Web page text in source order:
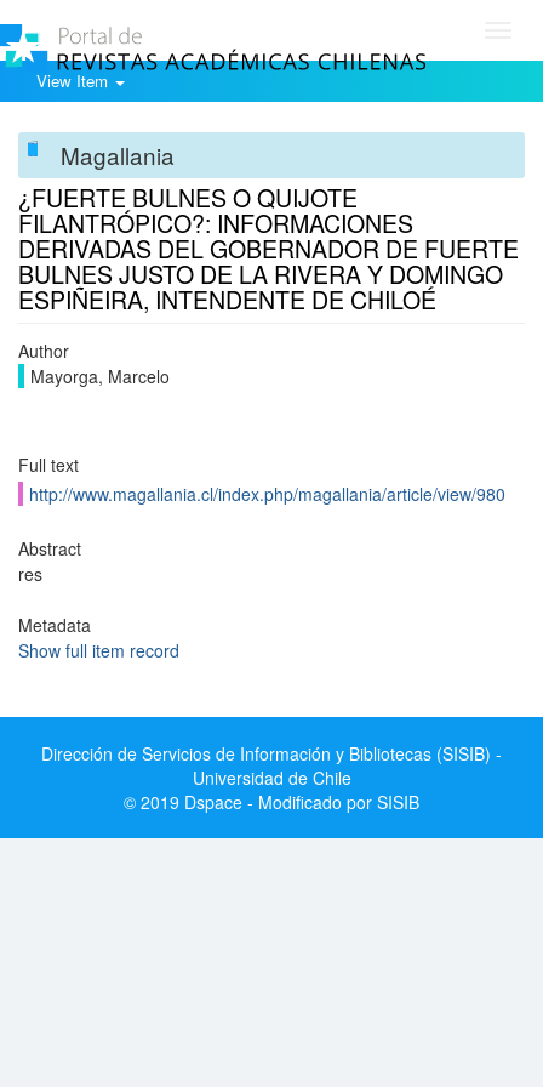
View Item
Magallania
¿FUERTE BULNES O QUIJOTE
FILANTRÓPICO?: INFORMACIONES
DERIVADAS DEL GOBERNADOR DE FUERTE
BULNES JUSTO DE LA RIVERA Y DOMINGO
ESPIÑEIRA, INTENDENTE DE CHILOÉ
Author
Mayorga, Marcelo
Full text
http://www.magallania.cl/index.php/magallania/article/view/980
Abstract
res
Metadata
Show full item record
Dirección de Servicios de Información y Bibliotecas (SISIB) -
Universidad de Chile
© 2019 Dspace - Modificado por SISIB